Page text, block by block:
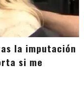
la imputación
si me